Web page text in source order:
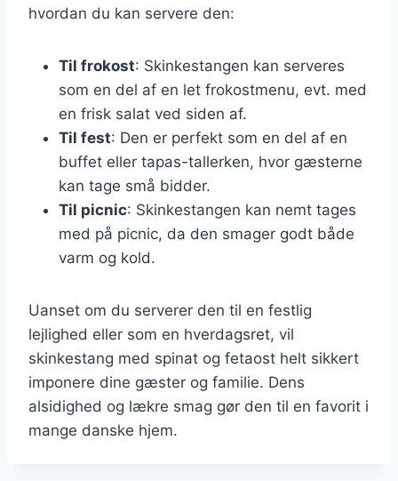
hvordan du kan servere den:
Til frokost: Skinkestangen kan serveres
som en del af en let frokostmenu, evt. med
en frisk salat ved siden af.
Til fest: Den er perfekt som en del af en
buffet eller tapas-tallerken, hvor gæsterne
kan tage små bidder.
Til picnic: Skinkestangen kan nemt tages
med på picnic, da den smager godt både
varm og kold.
Uanset om du serverer den til en festlig
lejlighed eller som en hverdagsret, vil
skinkestang med spinat og fetaost helt sikkert
imponere dine gæster og familie. Dens
alsidighed og lækre smag gør den til en favorit i
mange danske hjem.